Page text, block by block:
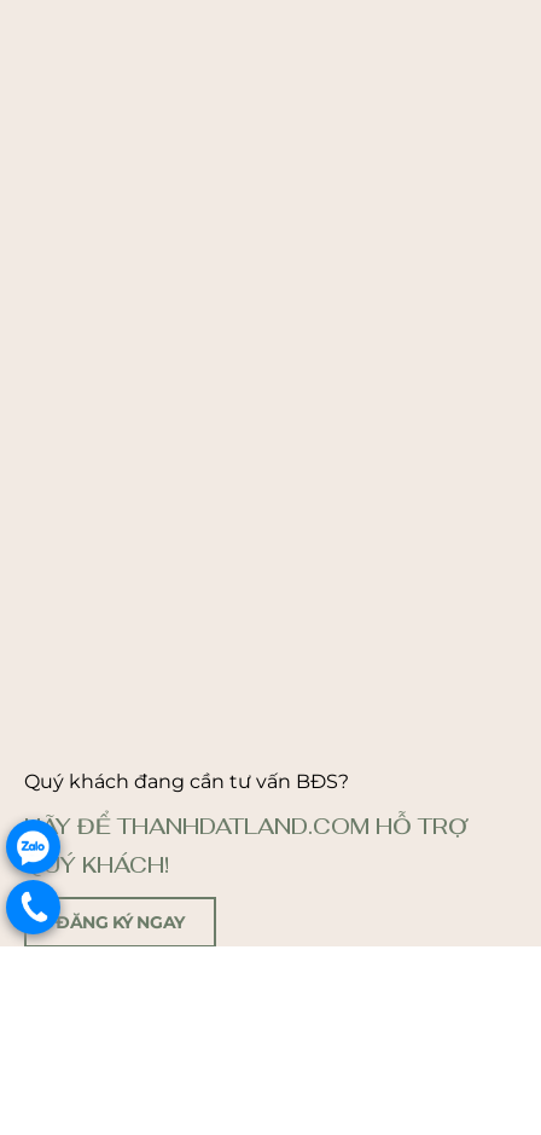
Quý khách đang cần tư vấn BĐS?
HÃY ĐỂ THANHDATLAND.COM HỖ TRỢ
QUÝ KHÁCH!
ĐĂNG KÝ NGAY
.
.